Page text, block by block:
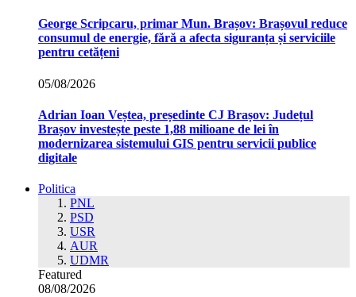
George Scripcaru, primar Mun. Brașov: Brașovul reduce
consumul de energie, fără a afecta siguranța și serviciile
pentru cetățeni
05/08/2026
Adrian Ioan Veștea, președinte CJ Brașov: Județul
Brașov investește peste 1,88 milioane de lei în
modernizarea sistemului GIS pentru servicii publice
digitale
Politica
PNL
PSD
USR
AUR
UDMR
Featured
08/08/2026